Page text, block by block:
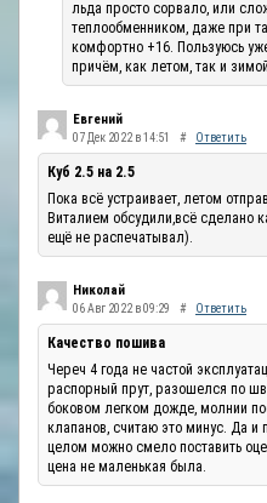
льда просто сорвало, или
теплообменником, даже при
комфортно +16. Пользуюсь
причём, как летом, так и
Евгений
07 Дек 2022 в 14:51 # Ответить
Куб 2.5 на 2.5
Пока всё устраивает, летом
Виталием обсудили,всё сделано
ещё не распечатывал).
Николай
06 Авг 2022 в 09:29 # Ответить
Качество пошива
Череч 4 года не частой
распорный прут, разошелся по
боковом легком дожде, молнии
клапанов, считаю это минус. Да и
целом можно смело поставить
цена не маленькая была.